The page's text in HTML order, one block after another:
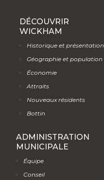
DÉCOUVRIR
WICKHAM
Historique et présentation
Géographie et population
Économie
Attraits
Nouveaux résidents
Bottin
ADMINISTRATION
MUNICIPALE
Équipe
Conseil